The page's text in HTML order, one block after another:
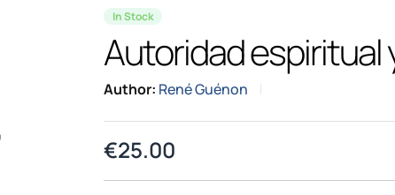
In Stock
Autoridad espiritual
Author: René Guénon
€25.00